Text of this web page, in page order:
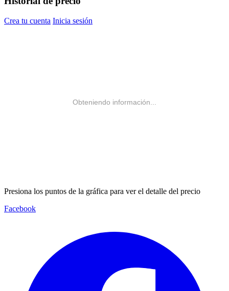
Crea tu cuenta Inicia sesión
Obteniendo información...
Presiona los puntos de la gráfica para ver el detalle del precio
Facebook